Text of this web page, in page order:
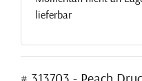
lieferbar